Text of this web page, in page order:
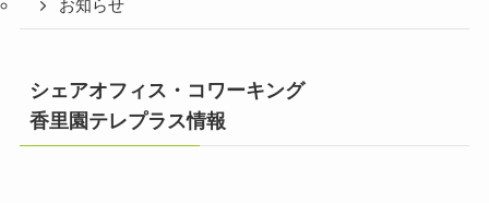
お知らせ
シェアオフィス・コワーキング
香里園テレプラス情報